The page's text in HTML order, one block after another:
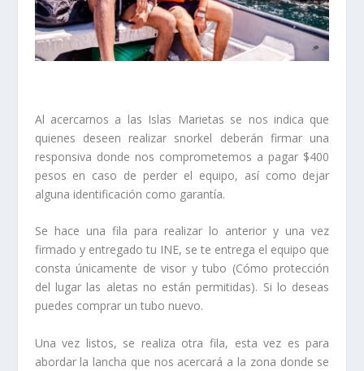
Al acercarnos a las Islas Marietas se nos indica que
quienes deseen realizar snorkel deberán firmar una
responsiva donde nos comprometemos a pagar $400
pesos en caso de perder el equipo, así como dejar
alguna identificación como garantía.
Se hace una fila para realizar lo anterior y una vez
firmado y entregado tu INE, se te entrega el equipo que
consta únicamente de visor y tubo (Cómo protección
del lugar las aletas no están permitidas). Si lo deseas
puedes comprar un tubo nuevo.
Una vez listos, se realiza otra fila, esta vez es para
abordar la lancha que nos acercará a la zona donde se